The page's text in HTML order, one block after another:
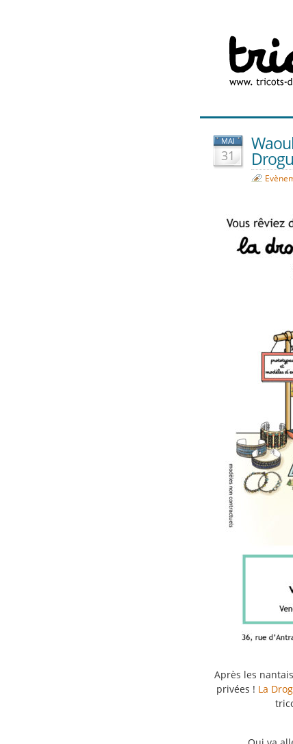
MAI
31
Après les
privées ! La